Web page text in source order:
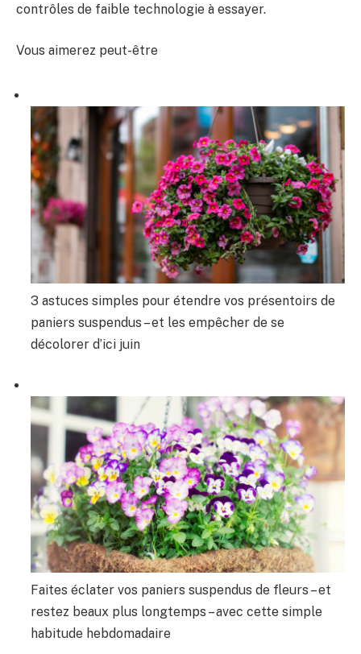
contrôles de faible technologie à essayer.
Vous aimerez peut-être
3 astuces simples pour étendre vos présentoirs de
paniers suspendus – et les empêcher de se
décolorer d’ici juin
Faites éclater vos paniers suspendus de fleurs – et
restez beaux plus longtemps – avec cette simple
habitude hebdomadaire